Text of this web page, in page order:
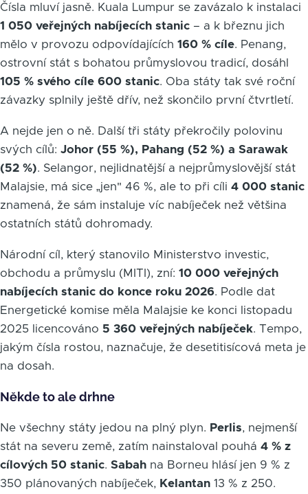
Čísla mluví jasně. Kuala Lumpur se zavázalo k instalaci
1 050 veřejných nabíjecích stanic – a k březnu jich
mělo v provozu odpovídajících 160 % cíle. Penang,
ostrovní stát s bohatou průmyslovou tradicí, dosáhl
105 % svého cíle 600 stanic. Oba státy tak své roční
závazky splnily ještě dřív, než skončilo první čtvrtletí.
A nejde jen o ně. Další tři státy překročily polovinu
svých cílů: Johor (55 %), Pahang (52 %) a Sarawak
(52 %). Selangor, nejlidnatější a nejprůmyslovější stát
Malajsie, má sice „jen" 46 %, ale to při cíli 4 000 stanic
znamená, že sám instaluje víc nabíječek než většina
ostatních států dohromady.
Národní cíl, který stanovilo Ministerstvo investic,
obchodu a průmyslu (MITI), zní: 10 000 veřejných
nabíjecích stanic do konce roku 2026. Podle dat
Energetické komise měla Malajsie ke konci listopadu
2025 licencováno 5 360 veřejných nabíječek. Tempo,
jakým čísla rostou, naznačuje, že desetitisícová meta je
na dosah.
Někde to ale drhne
Ne všechny státy jedou na plný plyn. Perlis, nejmenší
stát na severu země, zatím nainstaloval pouhá 4 % z
cílových 50 stanic. Sabah na Borneu hlásí jen 9 % z
350 plánovaných nabíječek, Kelantan 13 % z 250.